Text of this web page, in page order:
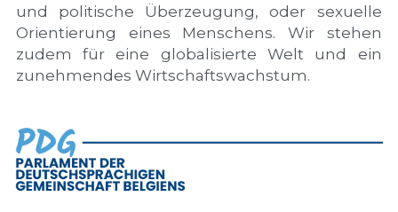
und politische Überzeugung, oder sexuelle
Orientierung eines Menschens. Wir stehen
zudem für eine globalisierte Welt und ein
zunehmendes Wirtschaftswachstum.